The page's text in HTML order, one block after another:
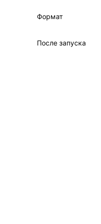
Формат
После запуска